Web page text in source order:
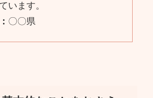
います。
〇〇県